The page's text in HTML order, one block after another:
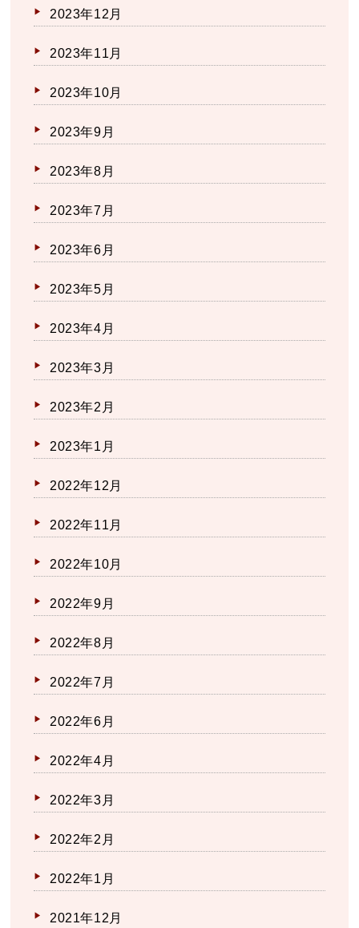
2023年12月
2023年11月
2023年10月
2023年9月
2023年8月
2023年7月
2023年6月
2023年5月
2023年4月
2023年3月
2023年2月
2023年1月
2022年12月
2022年11月
2022年10月
2022年9月
2022年8月
2022年7月
2022年6月
2022年4月
2022年3月
2022年2月
2022年1月
2021年12月